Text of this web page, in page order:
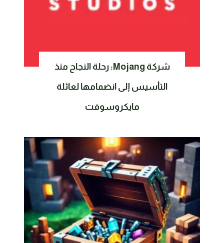
شركة Mojang: رحلة النجاح منذ
التأسيس إلى انضمامها لعائلة
مايكروسوفت